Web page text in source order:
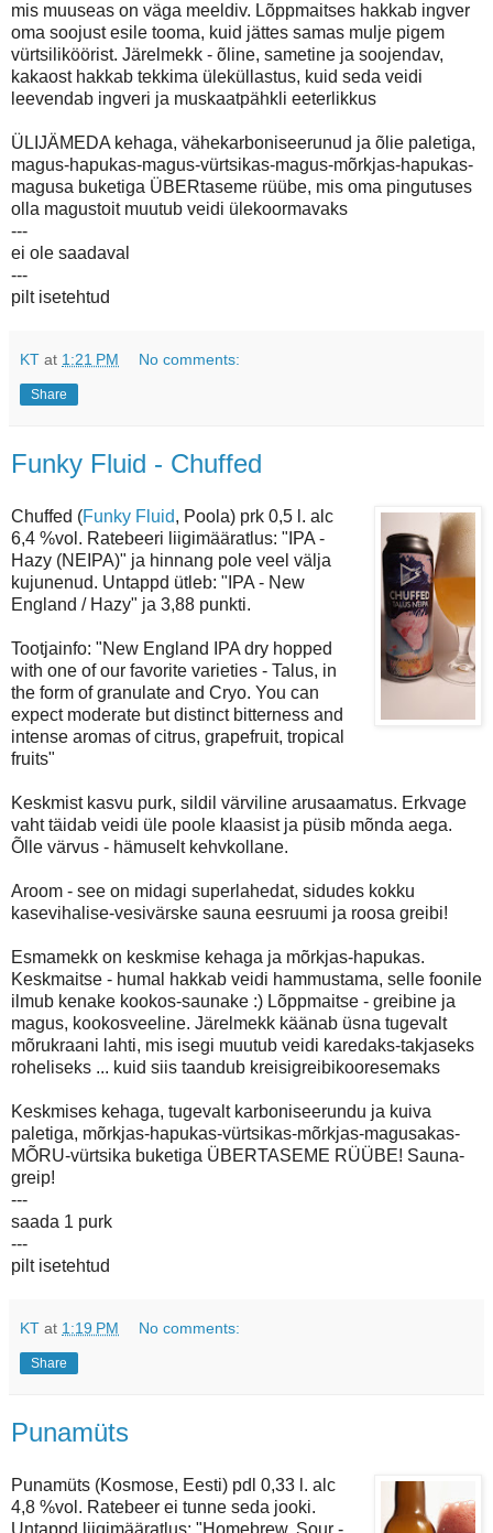
mis muuseas on väga meeldiv. Lõppmaitses hakkab ingver
oma soojust esile tooma, kuid jättes samas mulje pigem
vürtsiliköörist. Järelmekk - õline, sametine ja soojendav,
kakaost hakkab tekkima üleküllastus, kuid seda veidi
leevendab ingveri ja muskaatpähkli eeterlikkus
ÜLIJÄMEDA kehaga, vähekarboniseerunud ja õlie paletiga,
magus-hapukas-magus-vürtsikas-magus-mõrkjas-hapukas-
magusa buketiga ÜBERtaseme rüübe, mis oma pingutuses
olla magustoit muutub veidi ülekoormavaks
---
ei ole saadaval
---
pilt isetehtud
KT at 1:21 PM No comments:
Share
Funky Fluid - Chuffed
Chuffed (Funky Fluid, Poola) prk 0,5 l. alc
6,4 %vol. Ratebeeri liigimääratlus: "IPA -
Hazy (NEIPA)" ja hinnang pole veel välja
kujunenud. Untappd ütleb: "IPA - New
England / Hazy" ja 3,88 punkti.
Tootjainfo: "New England IPA dry hopped
with one of our favorite varieties - Talus, in
the form of granulate and Cryo. You can
expect moderate but distinct bitterness and
intense aromas of citrus, grapefruit, tropical
fruits"
Keskmist kasvu purk, sildil värviline arusaamatus. Erkvage
vaht täidab veidi üle poole klaasist ja püsib mõnda aega.
Õlle värvus - hämuselt kehvkollane.
Aroom - see on midagi superlahedat, sidudes kokku
kasevihalise-vesivärske sauna eesruumi ja roosa greibi!
Esmamekk on keskmise kehaga ja mõrkjas-hapukas.
Keskmaitse - humal hakkab veidi hammustama, selle foonile
ilmub kenake kookos-saunake :) Lõppmaitse - greibine ja
magus, kookosveeline. Järelmekk käänab üsna tugevalt
mõrukraani lahti, mis isegi muutub veidi karedaks-takjaseks
roheliseks ... kuid siis taandub kreisigreibikooresemaks
Keskmises kehaga, tugevalt karboniseerundu ja kuiva
paletiga, mõrkjas-hapukas-vürtsikas-mõrkjas-magusakas-
MÕRU-vürtsika buketiga ÜBERTASEME RÜÜBE! Sauna-
greip!
---
saada 1 purk
---
pilt isetehtud
KT at 1:19 PM No comments:
Share
Punamüts
Punamüts (Kosmose, Eesti) pdl 0,33 l. alc
4,8 %vol. Ratebeer ei tunne seda jooki.
Untappd liigimääratlus: "Homebrew, Sour -